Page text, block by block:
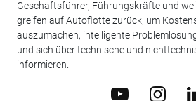
Geschäftsführer, Führungskräfte und
greifen auf Autoflotte zurück, um
auszumachen, intelligente
und sich über technische und
informieren.